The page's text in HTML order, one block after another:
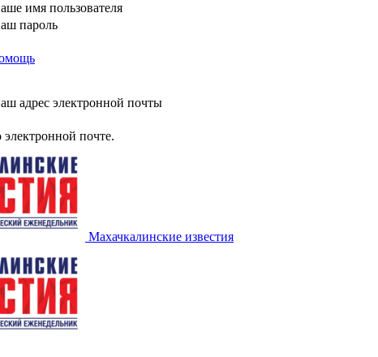
имя пользователя
пароль
адрес электронной почты
почте.
Махачкалинские известия